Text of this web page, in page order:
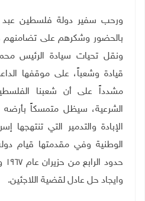
ورحب سفير دولة فلسطين عبد
بالحضور وشكرهم على
ونقل تحيات سيادة الرئيس
قيادة وشعباً، على موقفها
مشدداً على أن شعبنا
الشرعية، سيظل متمسكاً
الإبادة والتدمير التي
الوطنية وفي مقدمتها قيام
وايجاد حل عادل لقضية اللاجئين.